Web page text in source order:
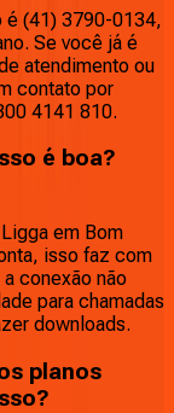
é (41) 3790-0134,
Se você já é
atendimento ou
contato por
4141 810.
é boa?
em Bom
isso faz com
conexão não
para chamadas
downloads.
planos